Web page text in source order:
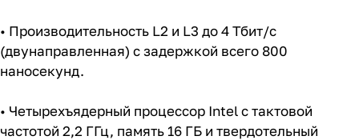
• Производительность L2 и L3 до 4 Тбит/с
(двунаправленная) с задержкой всего 800
наносекунд.
• Четырехъядерный процессор Intel с тактовой
частотой 2,2 ГГц, память 16 ГБ и твердотельный